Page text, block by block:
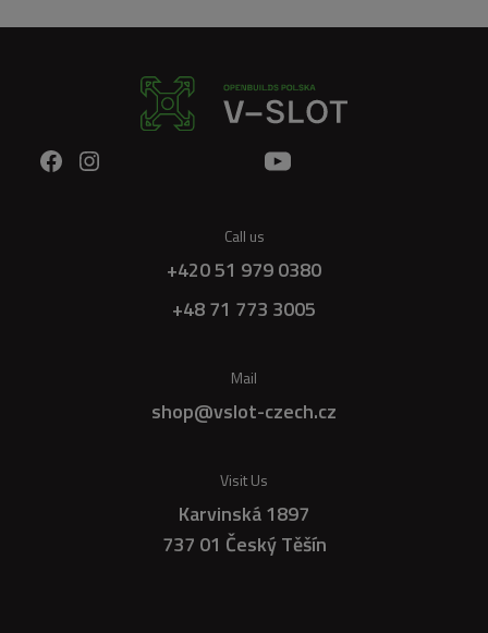
Call us
+420 51 979 0380
+48 71 773 3005
Mail
shop@vslot-czech.cz
Visit Us
Karvinská 1897
737 01 Český Těšín